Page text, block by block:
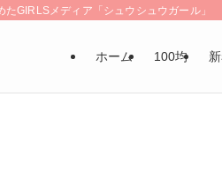
GIRLSメディア「シュウシュウガール」
ホーム 100均